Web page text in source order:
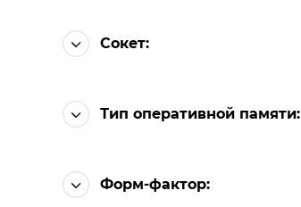
Сокет:
Тип оперативной памяти:
Форм-фактор: